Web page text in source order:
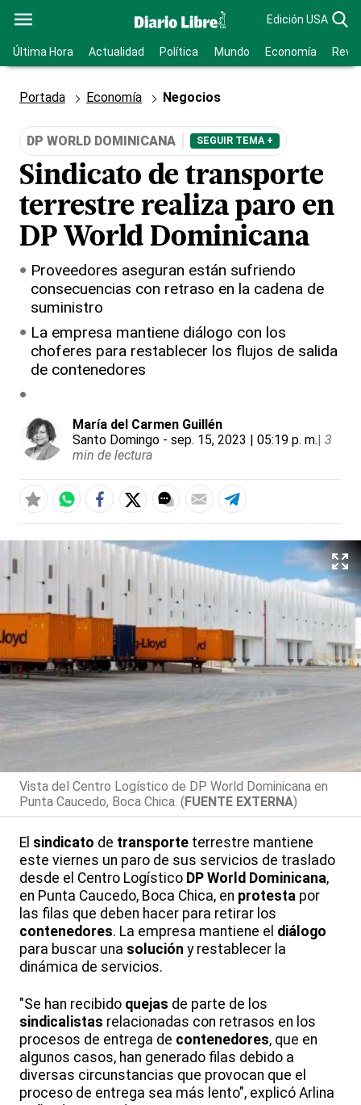
Edición USA
Última Hora Actualidad Política Mundo Economía
Portada Economía Negocios
DP WORLD DOMINICANA SEGUIR TEMA +
Sindicato de transporte
terrestre realiza paro en
DP World Dominicana
Proveedores aseguran están sufriendo
consecuencias con retraso en la cadena de
suministro
La empresa mantiene diálogo con los
choferes para restablecer los flujos de salida
de contenedores
María del Carmen Guillén
Santo Domingo - sep. 15, 2023 | 05:19 p. m.| 3
min de lectura
Vista del Centro Logístico de DP World Dominicana en
Punta Caucedo, Boca Chica. (FUENTE EXTERNA)
El sindicato de transporte terrestre mantiene
este viernes un paro de sus servicios de traslado
desde el Centro Logístico DP World Dominicana,
en Punta Caucedo, Boca Chica, en protesta por
las filas que deben hacer para retirar los
contenedores. La empresa mantiene el diálogo
para buscar una solución y restablecer la
dinámica de servicios.
"Se han recibido quejas de parte de los
sindicalistas relacionadas con retrasos en los
procesos de entrega de contenedores, que en
algunos casos, han generado filas debido a
diversas circunstancias que provocan que el
proceso de entrega sea más lento", explicó Arlina